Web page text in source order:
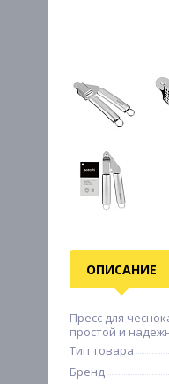
ОПИСАНИЕ
Пресс для
простой и
Тип товара
Бренд